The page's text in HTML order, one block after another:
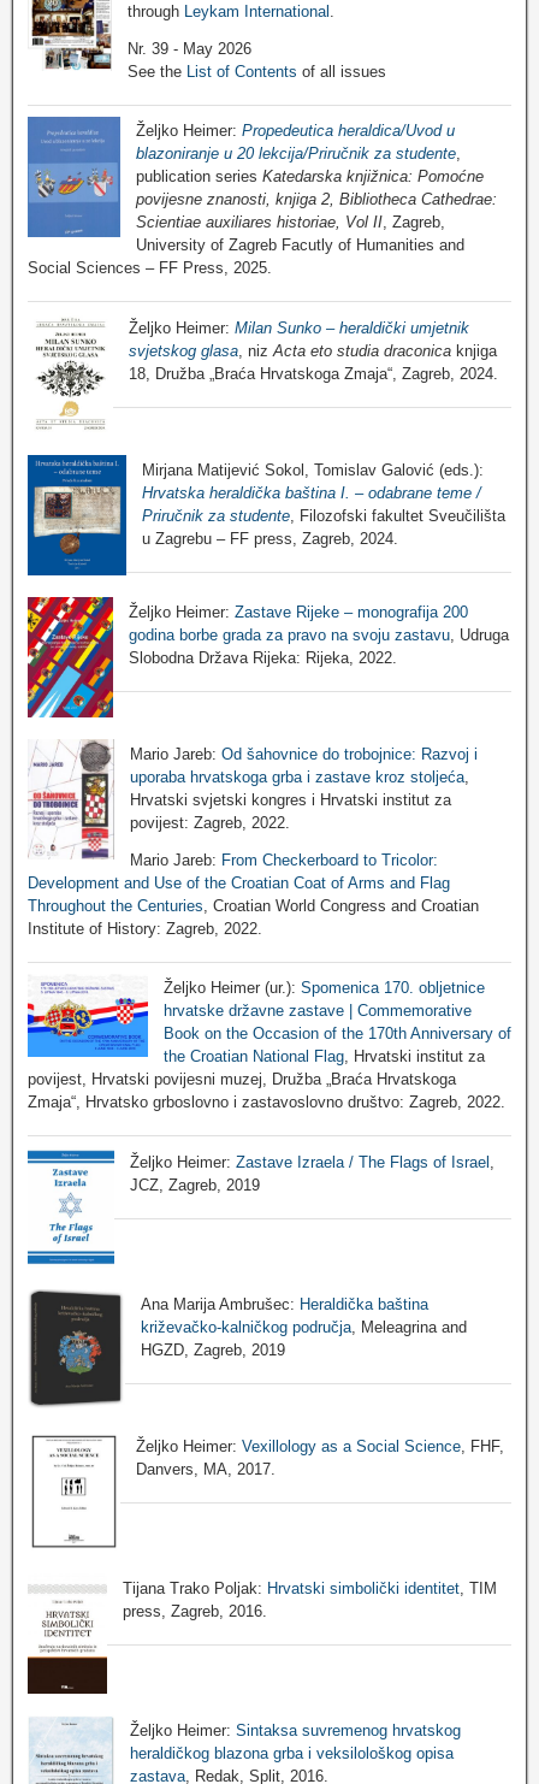
through
Leykam International
Nr. 39 - May 2026
See the
List of Contents of all issues
Željko Heimer: Propedeutica heraldica/Uvod u
blazoniranje u 20 lekcija/Priručnik za studente,
publication series Katedarska knjižnica: Pomoćne
povijesne znanosti, knjiga 2, Bibliotheca Cathedrae:
Scientiae auxiliares historiae, Vol II, Zagreb,
University of Zagreb Facutly of Humanities and
Social Sciences – FF Press, 2025.
Željko Heimer: Milan Sunko – heraldički umjetnik
svjetskog glasa , niz Acta eto studia draconica knjiga
18, Družba „Braća Hrvatskoga Zmaja“, Zagreb, 2024.
Mirjana Matijević Sokol, Tomislav Galović (eds.):
Hrvatska heraldička baština I. – odabrane teme /
Priručnik za studente, Filozofski fakultet Sveučilišta
u Zagrebu – FF press, Zagreb, 2024.
Željko Heimer: Zastave Rijeke – monografija 200
godina borbe grada za pravo na svoju zastavu, Udruga
Slobodna Država Rijeka: Rijeka, 2022.
Mario Jareb: Od šahovnice do trobojnice: Razvoj i
uporaba hrvatskoga grba i zastave kroz stoljeća,
Hrvatski svjetski kongres i Hrvatski institut za
povijest: Zagreb, 2022.
Mario Jareb: From Checkerboard to Tricolor:
Development and Use of the Croatian Coat of Arms and Flag
Throughout the Centuries , Croatian World Congress and Croatian
Institute of History: Zagreb, 2022.
Željko Heimer (ur.): Spomenica 170. obljetnice
hrvatske državne zastave | Commemorative
Book on the Occasion of the 170th Anniversary of
the Croatian National Flag, Hrvatski institut za
povijest, Hrvatski povijesni muzej, Družba „Braća Hrvatskoga
Zmaja“, Hrvatsko grboslovno i zastavoslovno društvo: Zagreb, 2022.
Željko Heimer:Zastave Izraela / The Flags of Israel
JCZ, Zagreb, 2019
Ana Marija Ambrušec: Heraldička baština
križevačko-kalničkog područja, Meleagrina and
HGZD, Zagreb, 2019
Željko Heimer:Vexillology as a Social Science , FHF,
Danvers, MA, 2017.
Tijana Trako Poljak: Hrvatski simbolički identitet , TIM
press, Zagreb, 2016.
Željko Heimer: Sintaksa suvremenog hrvatskog
heraldičkog blazona grba i veksilološkog opisa
zastava, Redak, Split, 2016.